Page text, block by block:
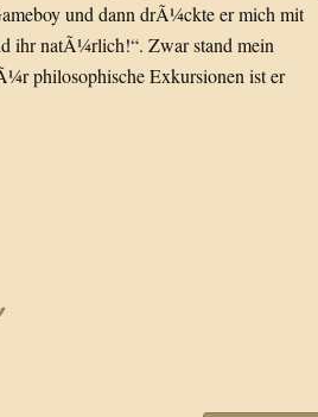
und dann drÃ¼ckte er mich mit
ihr natÃ¼rlich!“. Zwar stand mein
philosophische Exkursionen ist er